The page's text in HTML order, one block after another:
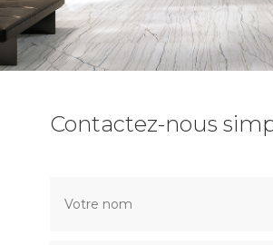
Contactez-nous